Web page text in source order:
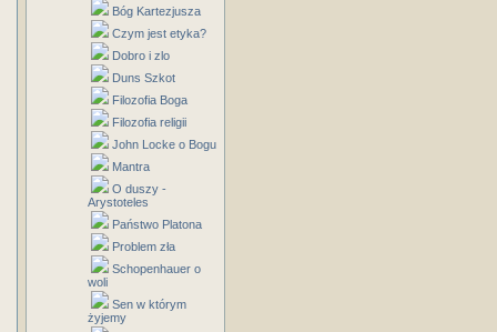
Bóg Kartezjusza
Czym jest etyka?
Dobro i zlo
Duns Szkot
Filozofia Boga
Filozofia religii
John Locke o Bogu
Mantra
O duszy -
Arystoteles
Państwo Platona
Problem zła
Schopenhauer o
woli
Sen w którym
żyjemy